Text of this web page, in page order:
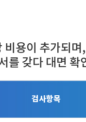
용이 추가되
를 갖다 대면 확
검사항목